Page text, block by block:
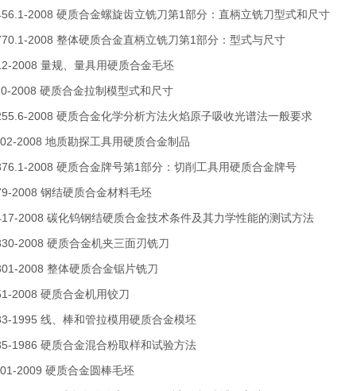
2008 硬质合金螺旋齿立铣刀第1部分：直柄立铣刀型式和尺寸
2008 整体硬质合金直柄立铣刀第1部分：型式与尺寸
2008 量规、量具用硬质合金毛坯
2008 硬质合金拉制模型式和尺寸
2008 硬质合金化学分析方法火焰原子吸收光谱法一般要求
2008 地质勘探工具用硬质合金制品
2008 硬质合金牌号第1部分：切削工具用硬质合金牌号
2008 钢结硬质合金材料毛坯
2008 碳化钨钢结硬质合金技术条件及其力学性能的测试方法
2008 硬质合金机夹三面刃铣刀
2008 整体硬质合金锯片铣刀
2008 硬质合金机用铰刀
1995 线、棒和管拉模用硬质合金模坯
1986 硬质合金混合粉取样和试验方法
2009 硬质合金圆棒毛坯